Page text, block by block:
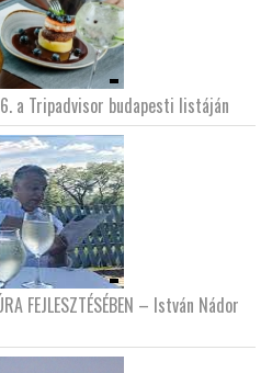
a Tripadvisor budapesti listáján
FEJLESZTÉSÉBEN – István Nádor